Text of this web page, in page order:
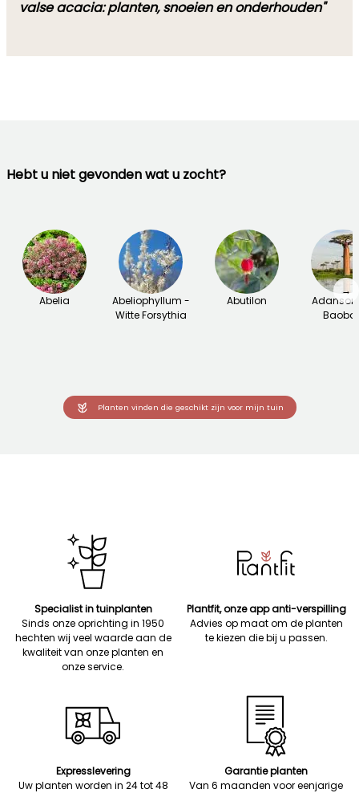
valse acacia: planten, snoeien en onderhouden"
Hebt u niet gevonden wat u zocht?
Abelia
Abeliophyllum -
Witte Forsythia
Abutilon
→
Planten vinden die geschikt zijn voor mijn tuin
Specialist in tuinplanten
Sinds onze oprichting in 1950
hechten wij veel waarde aan de
kwaliteit van onze planten en
onze service.
Plantfit, onze app anti-verspilling
Advies op maat om de planten
te kiezen die bij u passen.
Expresslevering
Uw planten worden in 24 tot 48
Garantie planten
Van 6 maanden voor eenjarige